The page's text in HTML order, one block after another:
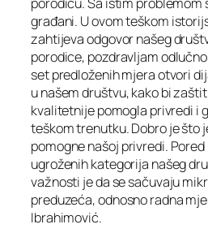
porodicu. Sa istim problemom
građani. U ovom teškom
zahtijeva odgovor našeg
porodice, pozdravljam
set predloženih mjera otvori
u našem društvu, kako bi
kvalitetnije pomogla privredi i
teškom trenutku. Dobro je što
pomogne našoj privredi.
ugroženih kategorija našeg
važnosti je da se sačuvaju
preduzeća, odnosno radna
Ibrahimović.